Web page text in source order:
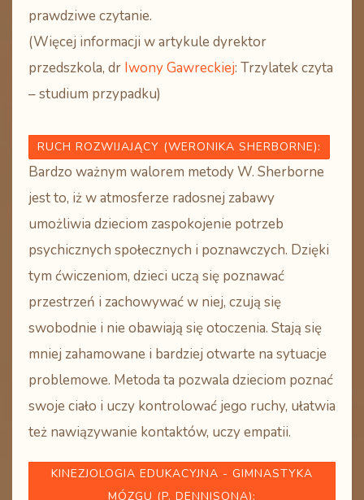
prawdziwe czytanie.
(Więcej informacji w artykule dyrektor
przedszkola, dr Iwony Gawreckiej: Trzylatek czyta
– studium przypadku)
RUCH ROZWIJAJĄCY (WERONIKA SHERBORNE):
Bardzo ważnym walorem metody W. Sherborne
jest to, iż w atmosferze radosnej zabawy
umożliwia dzieciom zaspokojenie potrzeb
psychicznych społecznych i poznawczych. Dzięki
tym ćwiczeniom, dzieci uczą się poznawać
przestrzeń i zachowywać w niej, czują się
swobodnie i nie obawiają się otoczenia. Stają się
mniej zahamowane i bardziej otwarte na sytuacje
problemowe. Metoda ta pozwala dzieciom poznać
swoje ciało i uczy kontrolować jego ruchy, ułatwia
też nawiązywanie kontaktów, uczy empatii.
KINEZJOLOGIA EDUKACYJNA - GIMNASTYKA
MÓZGU (P. DENNISONA):